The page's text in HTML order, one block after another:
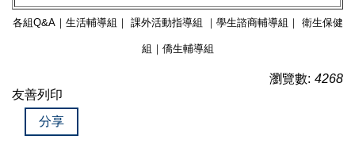
各組Q&A｜ 生活輔導組 ｜ 課外活動指導組 ｜ 學生諮商輔導組 ｜ 衛生保健
組 ｜ 僑生輔導組
瀏覽數: 4268
友善列印
分享